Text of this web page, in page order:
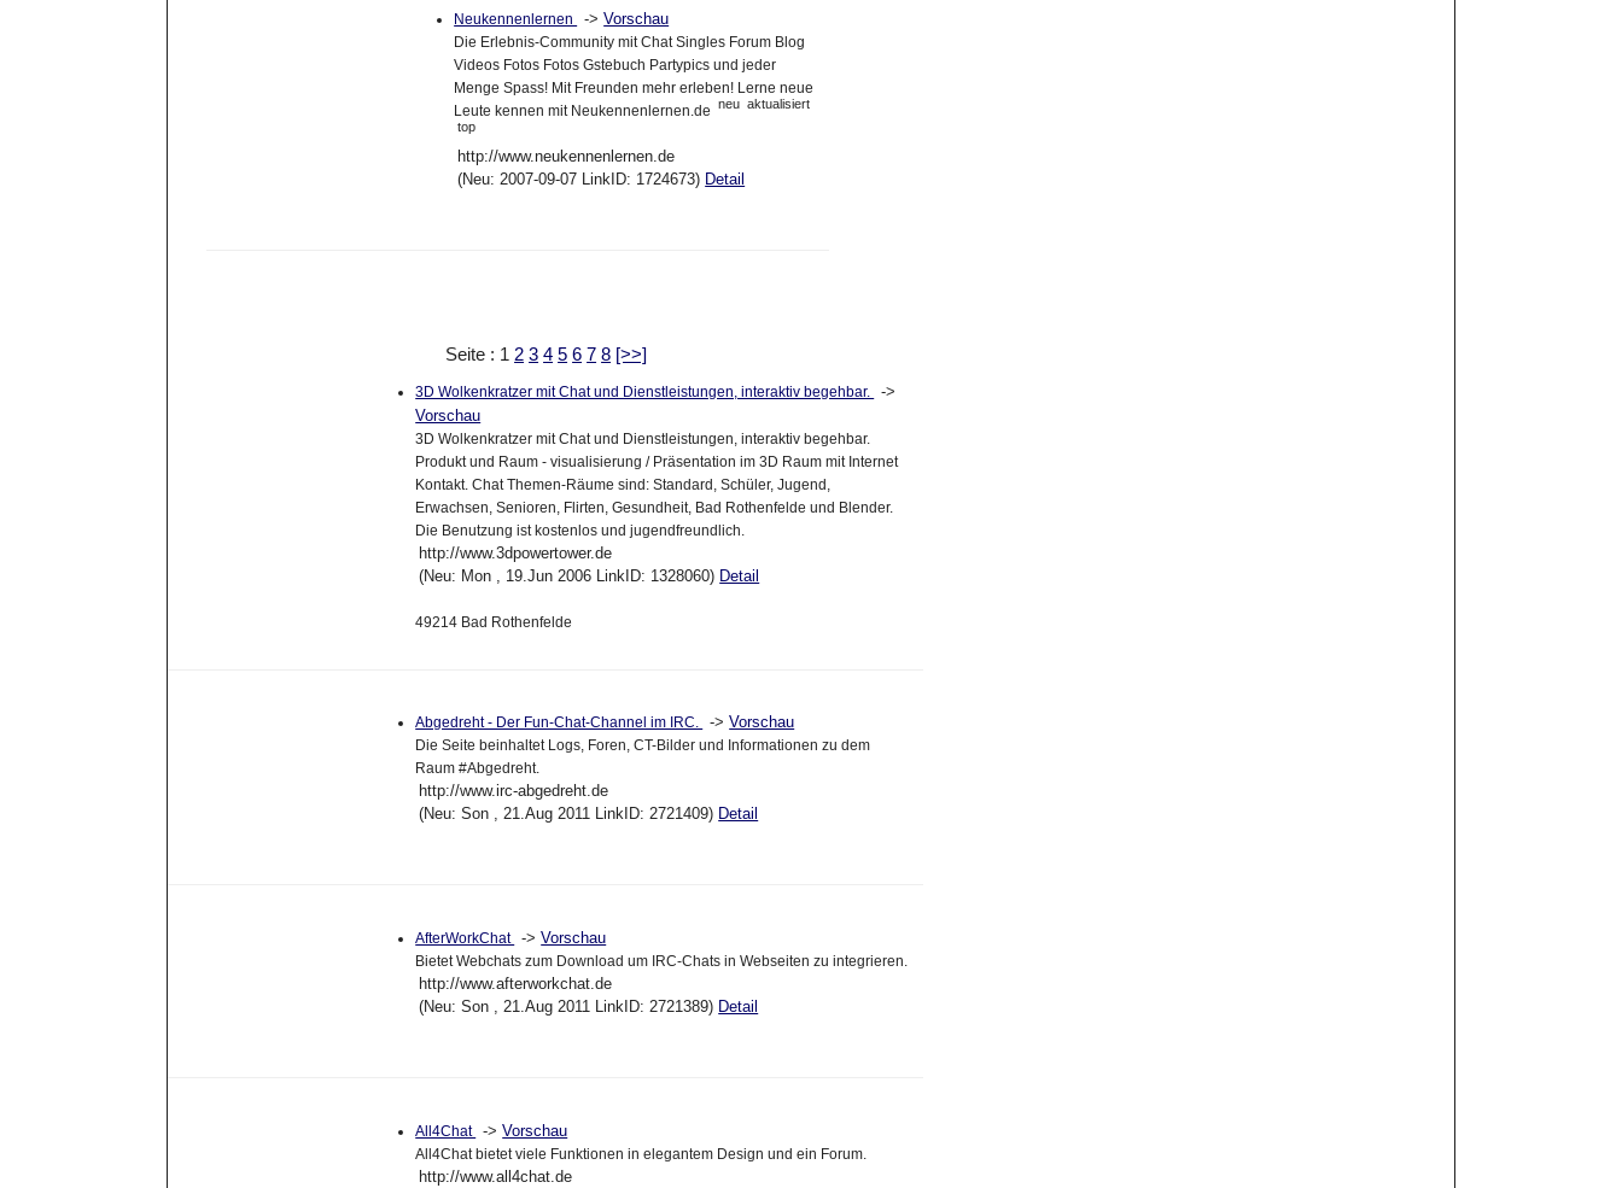
Neukennenlernen ->Vorschau
Die Erlebnis-Community mit Chat Singles Forum Blog
Videos Fotos Fotos Gstebuch Partypics und jeder
Menge Spass! Mit Freunden mehr erleben! Lerne neue
Leute kennen mit Neukennenlernen.de neu aktualisiert
top
http://www.neukennenlernen.de
(Neu: 2007-09-07 LinkID: 1724673) Detail
Seite : 1 2 3 4 5 6 7 8 [>>]
3D Wolkenkratzer mit Chat und Dienstleistungen, interaktiv begehbar.
->
Vorschau
3D Wolkenkratzer mit Chat und Dienstleistungen, interaktiv begehbar.
Produkt und Raum - visualisierung / Präsentation im 3D Raum mit Internet
Kontakt. Chat Themen-Räume sind: Standard, Schüler, Jugend,
Erwachsen, Senioren, Flirten, Gesundheit, Bad Rothenfelde und Blender.
Die Benutzung ist kostenlos und jugendfreundlich.
http://www.3dpowertower.de
(Neu: Mon , 19.Jun 2006 LinkID: 1328060) Detail
49214 Bad Rothenfelde
Abgedreht - Der Fun-Chat-Channel im IRC. ->Vorschau
Die Seite beinhaltet Logs, Foren, CT-Bilder und Informationen zu dem
Raum #Abgedreht.
http://www.irc-abgedreht.de
(Neu: Son , 21.Aug 2011 LinkID: 2721409) Detail
AfterWorkChat ->Vorschau
Bietet Webchats zum Download um IRC-Chats in Webseiten zu integrieren.
http://www.afterworkchat.de
(Neu: Son , 21.Aug 2011 LinkID: 2721389) Detail
All4Chat ->Vorschau
All4Chat bietet viele Funktionen in elegantem Design und ein Forum.
http://www.all4chat.de